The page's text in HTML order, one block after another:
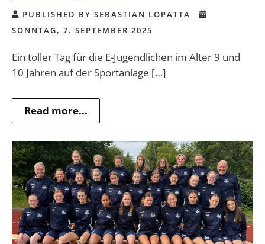
PUBLISHED BY SEBASTIAN LOPATTA
SONNTAG, 7. SEPTEMBER 2025
Ein toller Tag für die E-Jugendlichen im Alter 9 und
10 Jahren auf der Sportanlage […]
Read more...